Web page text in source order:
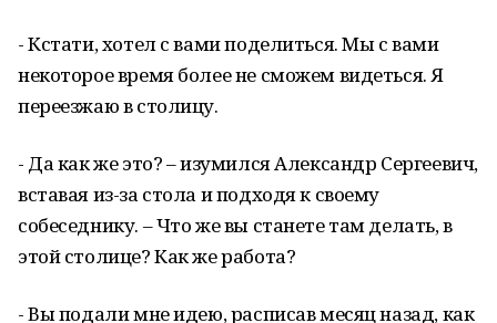
- Кстати, хотел с вами поделиться. Мы с вами
некоторое время более не сможем видеться. Я
переезжаю в столицу.
- Да как же это? – изумился Александр Сергеевич,
вставая из-за стола и подходя к своему
собеседнику. – Что же вы станете там делать, в
этой столице? Как же работа?
- Вы подали мне идею, расписав месяц назад, как